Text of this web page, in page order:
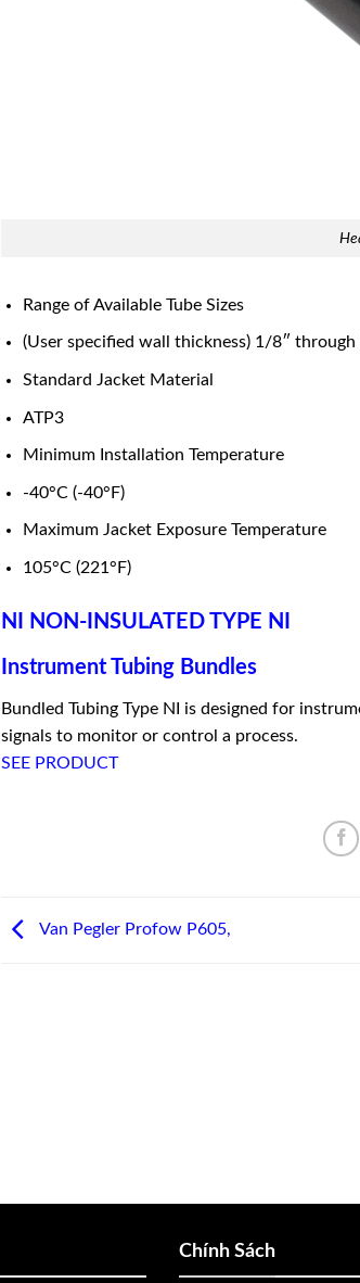
Range of Available Tube Sizes
(User specified wall thickness) 1/8″ through
Standard Jacket Material
ATP3
Minimum Installation Temperature
-40°C (-40°F)
Maximum Jacket Exposure Temperature
105°C (221°F)
NI NON-INSULATED TYPE NI
Instrument Tubing Bundles
Bundled Tubing Type NI is designed for
signals to monitor or control a process.
SEE PRODUCT
Van Pegler Profow P605,
Chính Sách